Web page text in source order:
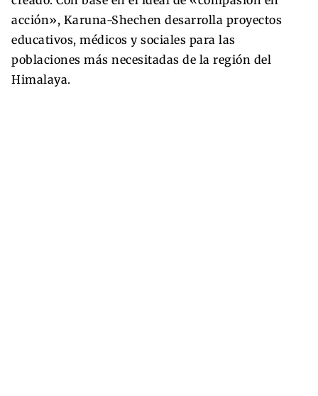
acción», Karuna-Shechen desarrolla proyectos
educativos, médicos y sociales para las
poblaciones más necesitadas de la región del
Himalaya.